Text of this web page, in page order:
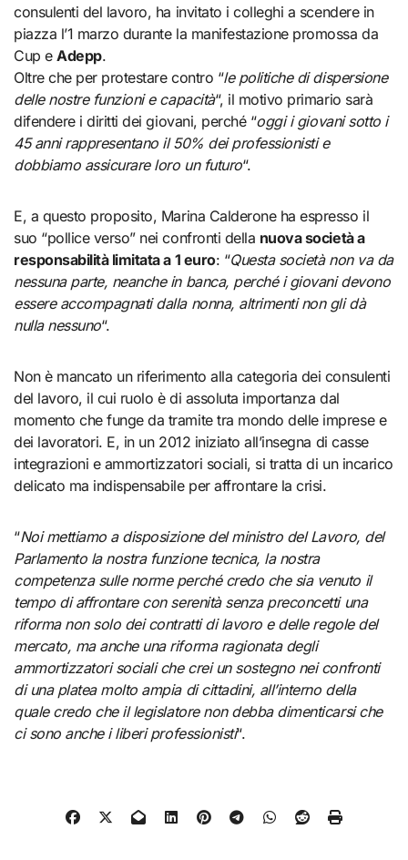
consulenti del lavoro, ha invitato i colleghi a scendere in
piazza l’1 marzo durante la manifestazione promossa da
Cup eAdepp.
Oltre che per protestare contro “le politiche di dispersione
delle nostre funzioni e capacità“, il motivo primario sarà
difendere i diritti dei giovani, perché “oggi i giovani sotto i
45 anni rappresentano il 50% dei professionisti e
dobbiamo assicurare loro un futuro“.
E, a questo proposito, Marina Calderone ha espresso il
suo “pollice verso” nei confronti della nuova società a
responsabilità limitata a 1 euro: “Questa società non va da
nessuna parte, neanche in banca, perché i giovani devono
essere accompagnati dalla nonna, altrimenti non gli dà
nulla nessuno“.
Non è mancato un riferimento alla categoria dei consulenti
del lavoro, il cui ruolo è di assoluta importanza dal
momento che funge da tramite tra mondo delle imprese e
dei lavoratori. E, in un 2012 iniziato all’insegna di casse
integrazioni e ammortizzatori sociali, si tratta di un incarico
delicato ma indispensabile per affrontare la crisi.
“Noi mettiamo a disposizione del ministro del Lavoro, del
Parlamento la nostra funzione tecnica, la nostra
competenza sulle norme perché credo che sia venuto il
tempo di affrontare con serenità senza preconcetti una
riforma non solo dei contratti di lavoro e delle regole del
mercato, ma anche una riforma ragionata degli
ammortizzatori sociali che crei un sostegno nei confronti
di una platea molto ampia di cittadini, all’interno della
quale credo che il legislatore non debba dimenticarsi che
ci sono anche i liberi professionisti“.